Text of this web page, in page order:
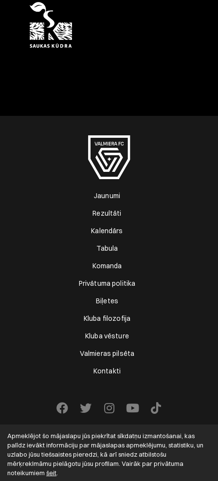
Jaunumi
Rezultāti
Kalendārs
Tabula
Komanda
Privātuma politika
Biļetes
Kluba filozofija
Kluba vēsture
Valmieras pilsēta
Kontakti
VALMIERA FC2022-2026. Visas tiesības aizsargātas.
Apmeklējot šo mājaslapu jūs piekrītat sīkdatņu izmantošanai, kas
palīdz ievākt informāciju par mājaslapas apmeklējumu, statistiku, un
uzlabo jūsu tiešsaistes pieredzi, kā arī sniedz atbilstošu
mērķreklmāmu pielāgotu jūsu profilam. Vairāk par privātuma
noteikumiem šeit